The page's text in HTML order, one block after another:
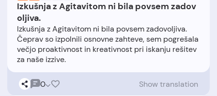
Izkušnja z Agitavitom ni bila povsem zadov
oljiva.
Izkušnja z Agitavitom ni bila povsem zadovoljiva.
Čeprav so izpolnili osnovne zahteve, sem pogrešala
večjo proaktivnost in kreativnost pri iskanju rešitev
0 Show translation